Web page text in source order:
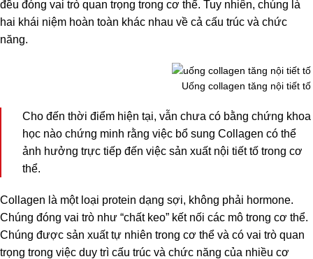
đều đóng vai trò quan trọng trong cơ thể. Tuy nhiên, chúng là
hai khái niệm hoàn toàn khác nhau về cả cấu trúc và chức
năng.
Uống collagen tăng nội tiết
Cho đến thời điểm hiện tại, vẫn chưa có bằng chứng khoa
học nào chứng minh rằng việc bổ sung Collagen có thể
ảnh hưởng trực tiếp đến việc sản xuất nội tiết tố trong cơ
thể.
Collagen là một loại protein dạng sợi, không phải hormone.
Chúng đóng vai trò như “chất keo” kết nối các mô trong cơ thể.
Chúng được sản xuất tự nhiên trong cơ thể và có vai trò quan
trọng trong việc duy trì cấu trúc và chức năng của nhiều cơ